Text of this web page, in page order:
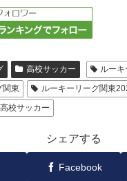
高校サッカー
ルー
関東
ルーキーリーグ関東
高校サッカー
シェアする
Facebook